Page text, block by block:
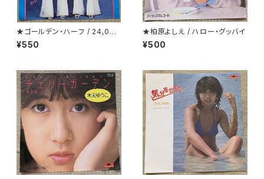
★ゴールデン・ハーフ / 24,000
回のキッス(24 Milabaci)
¥550
★柏原よしえ / ハロー・グッバイ
¥500